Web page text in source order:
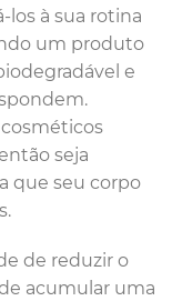
los à sua rotina
um produto
e
seja
que seu corpo
de reduzir o
acumular uma